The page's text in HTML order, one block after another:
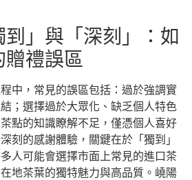
」與「深刻」：如
贈禮誤區
中，常見的誤區包括：過於強調實
；選擇過於大眾化、缺乏個人特色
點的知識瞭解不足，僅憑個人喜好
刻的感謝體驗，關鍵在於「獨到」
人可能會選擇市面上常見的進口茶
地茶葉的獨特魅力與高品質。嶢陽